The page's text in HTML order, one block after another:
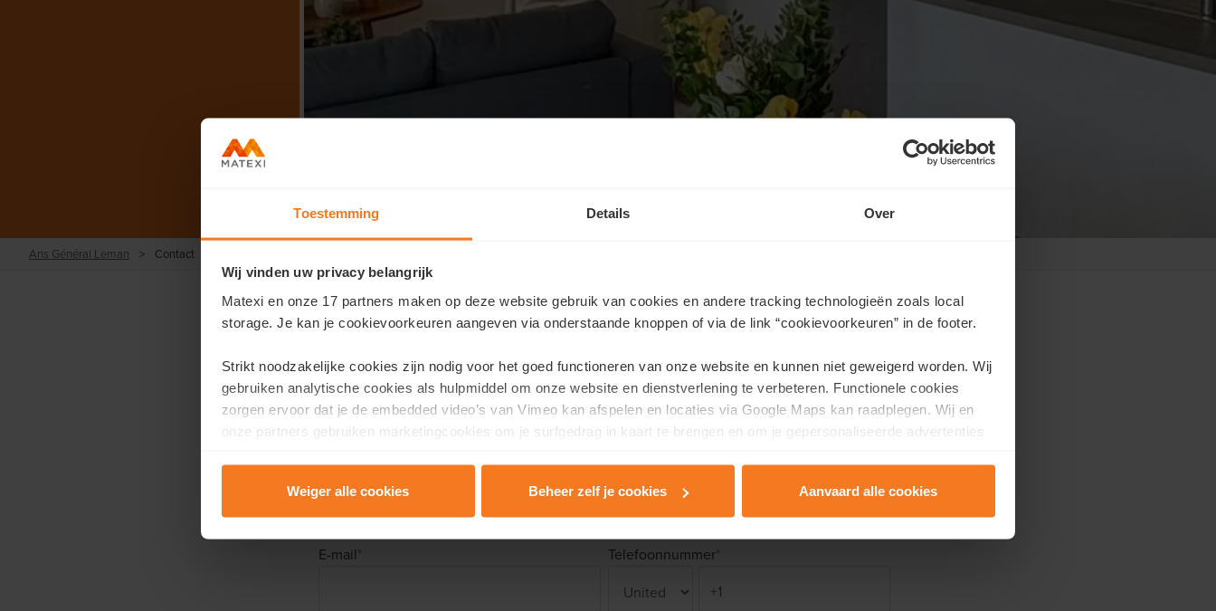
Toestemming Details Over
Wij vinden uw privacy belangrijk
Matexi en onze 17 partners maken op deze website gebruik van cookies en andere tracking technologieën zoals local
storage. Je kan je cookievoorkeuren aangeven via onderstaande knoppen of via de link “cookievoorkeuren” in de footer.
Strikt noodzakelijke cookies zijn nodig voor het goed functioneren van onze website en kunnen niet geweigerd worden. Wij
gebruiken analytische cookies als hulpmiddel om onze website en dienstverlening te verbeteren. Functionele cookies
zorgen ervoor dat je de embedded video’s van Vimeo kan afspelen en locaties via Google Maps kan raadplegen. Wij en
onze partners gebruiken marketingcookies om je surfgedrag in kaart te brengen en om je gepersonaliseerde advertenties
Lees er meer over in onzePrivacy & Cookie Policy.
Weiger alle cookies Beheer zelf je cookies Aanvaard alle cookies
Ans Général Leman > Contact
Maak een afspraak
Wens je een afspraak voor deze woonst?
Vul dan dit contactformulier in en we contacteren je zo snel mogelijk.
Voornaam* Achternaam*
E-mail* Telefoonnummer*